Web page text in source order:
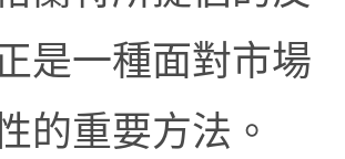
是一種面對市場
的重要方法。